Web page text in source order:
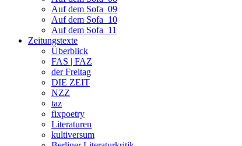
Auf dem Sofa_09
Auf dem Sofa_10
Auf dem Sofa_11
Zeitungstexte
Überblick
FAS | FAZ
der Freitag
DIE ZEIT
NZZ
taz
fixpoetry
Literaturen
kultiversum